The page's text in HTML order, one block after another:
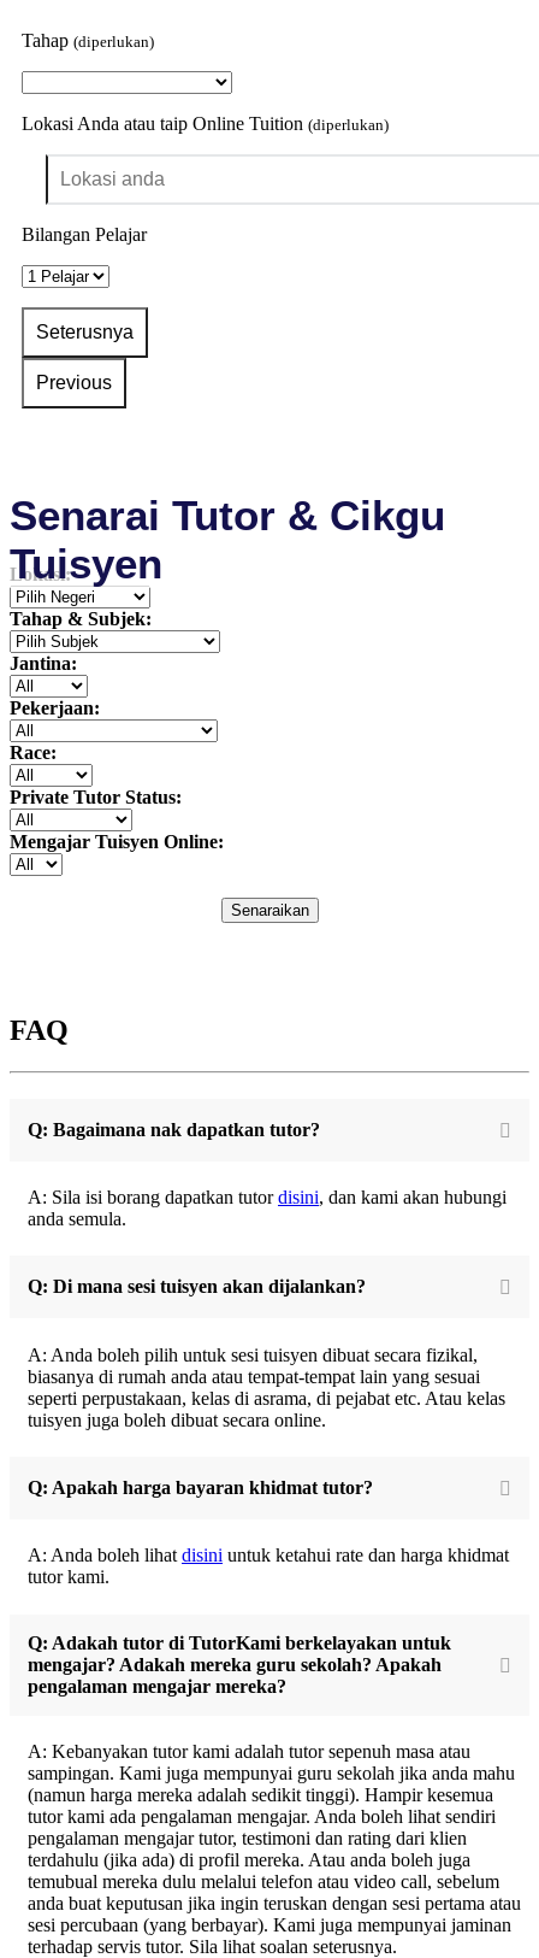
Tahap (diperlukan)
Lokasi Anda atau taip Online Tuition (diperlukan)
Bilangan Pelajar
Senarai Tutor & Cikgu
Tuisyen
Lokasi:
Tahap & Subjek:
Jantina:
Pekerjaan:
Race:
Private Tutor Status:
Mengajar Tuisyen Online:
Senaraikan
FAQ
Q: Bagaimana nak dapatkan tutor?
A: Sila isi borang dapatkan tutordisini, dan kami akan hubungi
anda semula.
Q: Di mana sesi tuisyen akan dijalankan?
A: Anda boleh pilih untuk sesi tuisyen dibuat secara fizikal,
biasanya di rumah anda atau tempat-tempat lain yang sesuai
seperti perpustakaan, kelas di asrama, di pejabat etc. Atau kelas
tuisyen juga boleh dibuat secara online.
Q: Apakah harga bayaran khidmat tutor?
A: Anda boleh lihat disini untuk ketahui rate dan harga khidmat
tutor kami.
Q: Adakah tutor di TutorKami berkelayakan untuk
mengajar? Adakah mereka guru sekolah? Apakah
pengalaman mengajar mereka?
A: Kebanyakan tutor kami adalah tutor sepenuh masa atau
sampingan. Kami juga mempunyai guru sekolah jika anda mahu
(namun harga mereka adalah sedikit tinggi). Hampir kesemua
tutor kami ada pengalaman mengajar. Anda boleh lihat sendiri
pengalaman mengajar tutor, testimoni dan rating dari klien
terdahulu (jika ada) di profil mereka. Atau anda boleh juga
temubual mereka dulu melalui telefon atau video call, sebelum
anda buat keputusan jika ingin teruskan dengan sesi pertama atau
sesi percubaan (yang berbayar). Kami juga mempunyai jaminan
terhadap servis tutor. Sila lihat soalan seterusnya.